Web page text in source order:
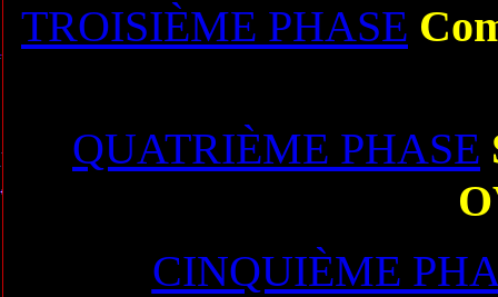
TROISIÈME PHASE
QUATRIÈME PHASE
CINQUIÈME